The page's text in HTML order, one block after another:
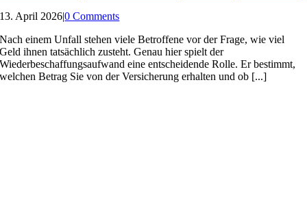
13. April 2026|0 Comments
Nach einem Unfall stehen viele Betroffene vor der Frage, wie viel
Geld ihnen tatsächlich zusteht. Genau hier spielt der
Wiederbeschaffungsaufwand eine entscheidende Rolle. Er bestimmt,
welchen Betrag Sie von der Versicherung erhalten und ob [...]